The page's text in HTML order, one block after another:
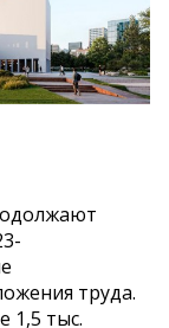
труда.
1,5 тыс.